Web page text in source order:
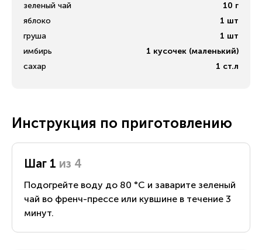
зеленый чай
10 г
яблоко
1 шт
груша
1 шт
имбирь
1 кусочек (маленький)
сахар
1 ст.л
Инструкция по приготовлению
Шаг 1 из 4
Подогрейте воду до 80 °C и заварите зеленый
чай во френч-прессе или кувшине в течение 3
минут.